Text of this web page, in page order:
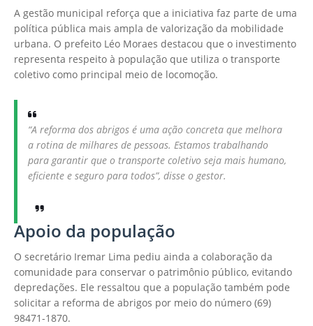
A gestão municipal reforça que a iniciativa faz parte de uma
política pública mais ampla de valorização da mobilidade
urbana. O prefeito Léo Moraes destacou que o investimento
representa respeito à população que utiliza o transporte
coletivo como principal meio de locomoção.
“A reforma dos abrigos é uma ação concreta que melhora
a rotina de milhares de pessoas. Estamos trabalhando
para garantir que o transporte coletivo seja mais humano,
eficiente e seguro para todos”, disse o gestor.
Apoio da população
O secretário Iremar Lima pediu ainda a colaboração da
comunidade para conservar o patrimônio público, evitando
depredações. Ele ressaltou que a população também pode
solicitar a reforma de abrigos por meio do número (69)
98471-1870.